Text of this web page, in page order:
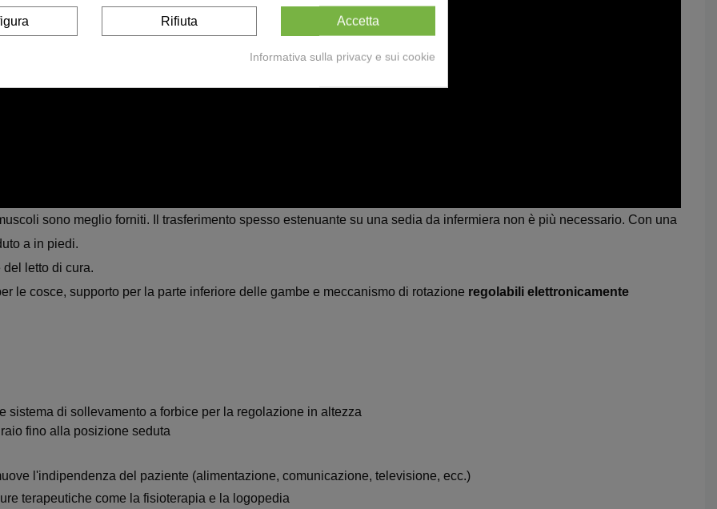
sono meglio forniti. Il trasferimento spesso estenuante su una sedia da infermiera non è più necessario. Con una
a in piedi.
letto di cura.
le cosce, supporto per la parte inferiore delle gambe e meccanismo di rotazione regolabili elettronicamente
di sollevamento a forbice per la regolazione in altezza
fino alla posizione seduta
l'indipendenza del paziente (alimentazione, comunicazione, televisione, ecc.)
terapeutiche come la fisioterapia e la logopedia
Rifiuta Accetta
Informativa sulla privacy e sui cookie